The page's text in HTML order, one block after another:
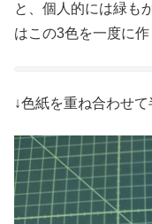
と、個人的には緑も
はこの3色を一度に作
↓色紙を重ね合わせて